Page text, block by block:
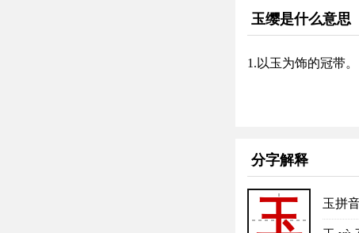
玉缨是什么意思
1.以玉为饰的冠带。
分字解释
玉 玉拼